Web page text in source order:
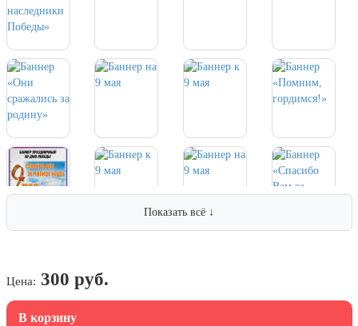
7 ноября, День Октябрьской
революции
10 ноября, День сотрудника органов
внутренних дел РФ
19 ноября, День Ракетных Войск и
Артиллерии
День матери (последнее воскресенье
ноября)
контрнаступления советских войск
9 декабря, День Героев Отечества
Показать всё ↓
Цена: 300 руб.
В корзину